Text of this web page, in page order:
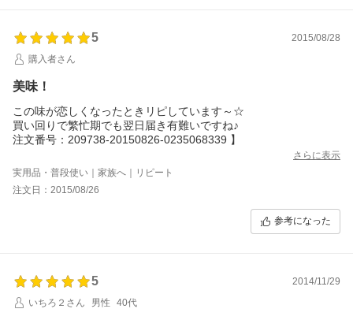
5
2015/08/28
購入者さん
美味！
この味が恋しくなったときリピしています～☆
買い回りで繁忙期でも翌日届き有難いですね♪
注文番号：209738-20150826-0235068339 】
さらに表示
実用品・普段使い｜家族へ｜リピート
注文日：2015/08/26
参考になった
5
2014/11/29
いちろ２さん
男性 40代